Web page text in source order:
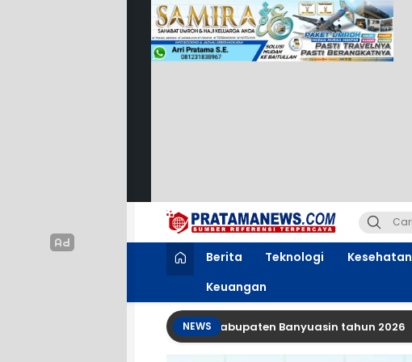
PratamaNews.com
Sumber Referensi Terpercaya
Berita Teknologi Kesehatan
Keuangan
NEWS
karoke resto & cafe kabupaten Banyuasin tahun 2026